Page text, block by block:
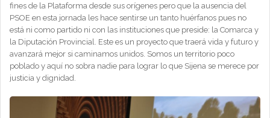
fines de la Plataforma desde sus orígenes pero que la ausencia del
PSOE en esta jornada les hace sentirse un tanto huérfanos pues no
está ni como partido ni con las instituciones que preside: la Comarca y
la Diputación Provincial. Este es un proyecto que traerá vida y futuro y
avanzará mejor si caminamos unidos. Somos un territorio poco
poblado y aquí no sobra nadie para lograr lo que Sijena se merece por
justicia y dignidad.